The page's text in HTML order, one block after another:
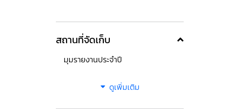
สถานที่จัดเก็บ
มุมรายงานประจำปี
ดูเพิ่มเติม